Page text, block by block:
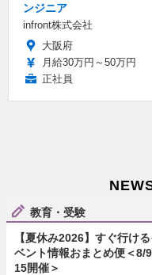
ンジニア
infront株式会社
大阪府
月給30万円～50万円
正社員
教育・受験
【夏休み2026】すぐ行ける
ベント情報おまとめ便＜8/
15開催＞